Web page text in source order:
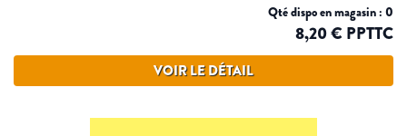
Qté dispo en magasin : 0
8,20 € PPTTC
VOIR LE DÉTAIL